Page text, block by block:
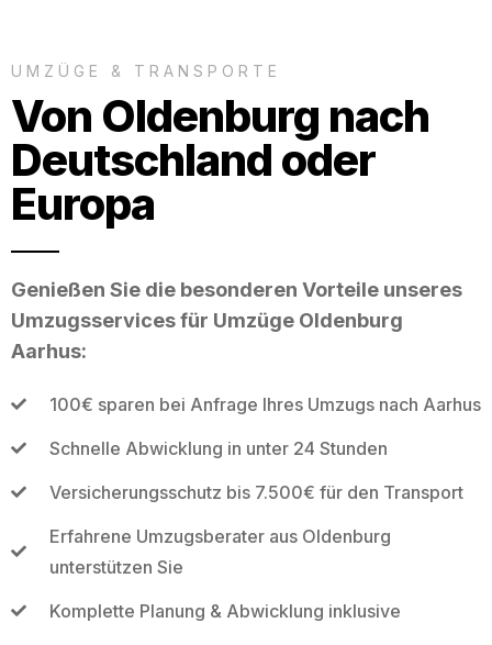
UMZÜGE & TRANSPORTE
Von Oldenburg nach
Deutschland oder
Europa
Genießen Sie die besonderen Vorteile unseres
Umzugsservices für Umzüge Oldenburg
Aarhus:
100€ sparen bei Anfrage Ihres Umzugs nach Aarhus
Schnelle Abwicklung in unter 24 Stunden
Versicherungsschutz bis 7.500€ für den Transport
Erfahrene Umzugsberater aus Oldenburg
unterstützen Sie
Komplette Planung & Abwicklung inklusive